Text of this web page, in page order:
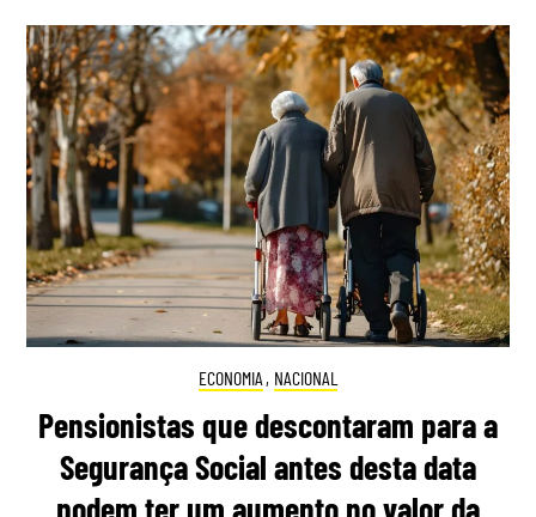
ECONOMIA , NACIONAL
Pensionistas que descontaram para a
Segurança Social antes desta data
podem ter um aumento no valor da